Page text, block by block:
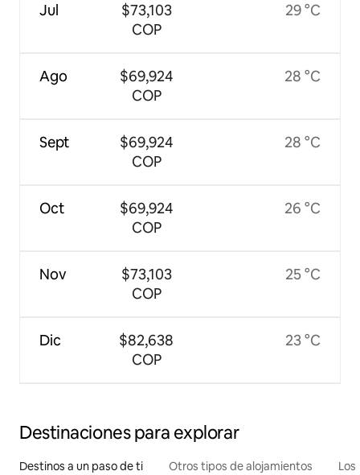
Jul
Ago
Sept
Oct
Nov
Dic
$73,103
COP
$69,924
COP
$69,924
COP
$69,924
COP
$73,103
COP
$82,638
COP
29 °C
28 °C
28 °C
26 °C
25 °C
23 °C
Destinaciones para explorar
Destinos a un paso de ti Otros tipos de alojamientos